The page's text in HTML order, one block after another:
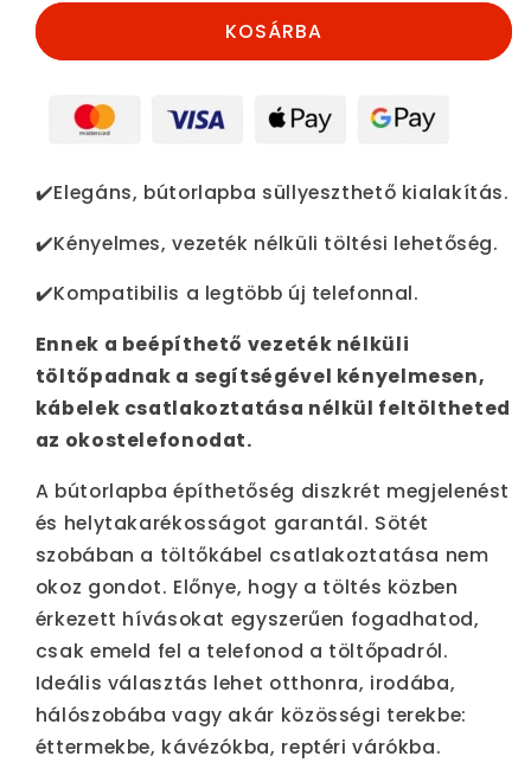
növeléseKOSÁRBA
✔️Elegáns, bútorlapba süllyeszthető kialakítás.
✔️Kényelmes, vezeték nélküli töltési lehetőség.
✔️Kompatibilis a legtöbb új telefonnal.
Ennek a beépíthető vezeték nélküli
töltőpadnak a segítségével kényelmesen,
kábelek csatlakoztatása nélkül feltöltheted
az okostelefonodat.
A bútorlapba építhetőség diszkrét megjelenést
és helytakarékosságot garantál. Sötét
szobában a töltőkábel csatlakoztatása nem
okoz gondot. Előnye, hogy a töltés közben
érkezett hívásokat egyszerűen fogadhatod,
csak emeld fel a telefonod a töltőpadról.
Ideális választás lehet otthonra, irodába,
hálószobába vagy akár közösségi terekbe:
éttermekbe, kávézókba, reptéri várókba.